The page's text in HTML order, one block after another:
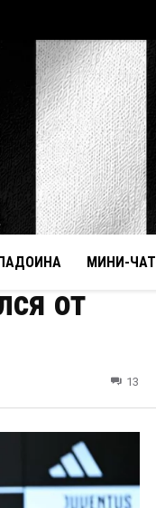
МИНИ-ЧАТ
от
13